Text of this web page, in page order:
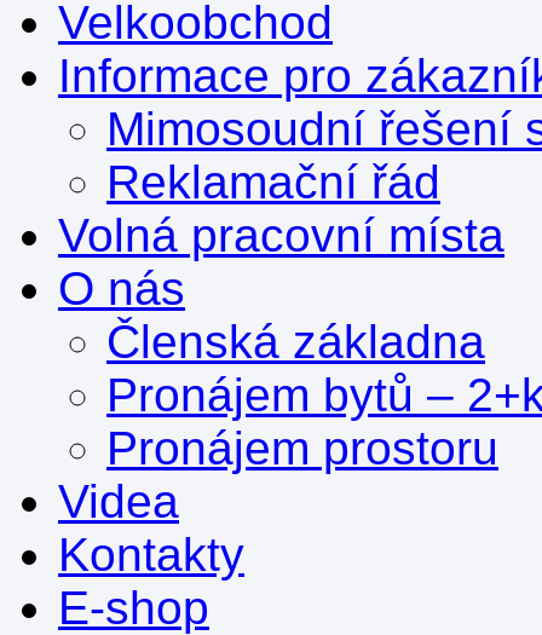
Velkoobchod
Informace pro
Mimosoudní řešení
Reklamační řád
Volná pracovní místa
O nás
Členská základna
Pronájem bytů –
Pronájem prostoru
Videa
Kontakty
E-shop